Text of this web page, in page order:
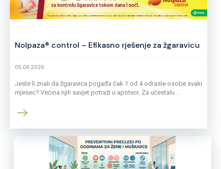
Nolpaza® control – Efikasno rješenje za žgaravicu
05.06.2026
Jeste li znali da žgaravica pogađa čak 1 od 4 odrasle osobe svaki
mjesec? Većina njih savjet potraži u apoteci. Za učestalu...